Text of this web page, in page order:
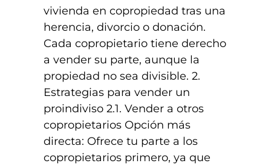
vivienda en copropiedad tras una
herencia, divorcio o donación.
Cada copropietario tiene derecho
a vender su parte, aunque la
propiedad no sea divisible. 2.
Estrategias para vender un
proindiviso 2.1. Vender a otros
copropietarios Opción más
directa: Ofrece tu parte a los
copropietarios primero, ya que